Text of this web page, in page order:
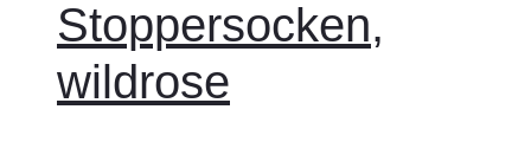
Varianten
auf.
Die
Stoppersocken,
wildrose